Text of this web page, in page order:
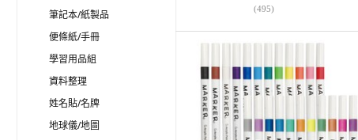
筆記本/紙製品
便條紙/手冊
學習用品組
資料整理
姓名貼/名牌
地球儀/地圖
(495)